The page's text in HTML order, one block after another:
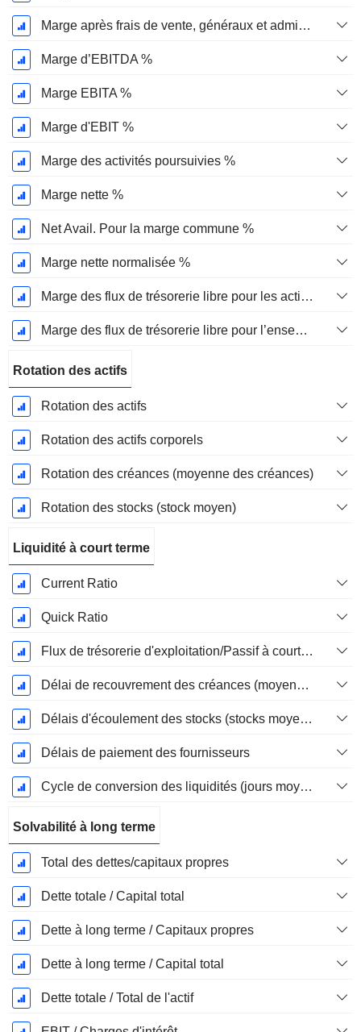
Marge après frais de vente, généraux et administratifs %
Marge d’EBITDA %
Marge EBITA %
Marge d'EBIT %
Marge des activités poursuivies %
Marge nette %
Net Avail. Pour la marge commune %
Marge nette normalisée %
Marge des flux de trésorerie libre pour les actionnaires
Marge des flux de trésorerie libre pour l’ensemble des pourvoyeurs de fonds
Rotation des actifs
Rotation des actifs
Rotation des actifs corporels
Rotation des créances (moyenne des créances)
Rotation des stocks (stock moyen)
Liquidité à court terme
Current Ratio
Quick Ratio
Flux de trésorerie d'exploitation/Passif à court terme
Délai de recouvrement des créances (moyenne des créances)
Délais d'écoulement des stocks (stocks moyens)
Délais de paiement des fournisseurs
Cycle de conversion des liquidités (jours moyens)
Solvabilité à long terme
Total des dettes/capitaux propres
Dette totale / Capital total
Dette à long terme / Capitaux propres
Dette à long terme / Capital total
Dette totale / Total de l'actif